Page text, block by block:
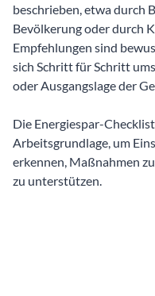
beschrieben, etwa durch
Bevölkerung oder durch
Empfehlungen sind
sich Schritt für Schritt
oder Ausgangslage der
Die Energiespar-
Arbeitsgrundlage, um
erkennen, Maßnahmen
zu unterstützen.